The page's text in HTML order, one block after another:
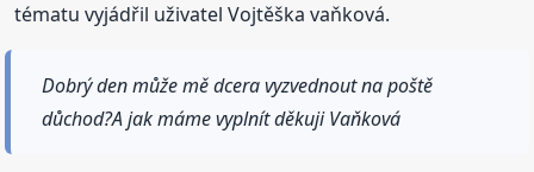
tématu vyjádřil uživatel Vojtěška vaňková.
Dobrý den může mě dcera vyzvednout na poště
důchod?A jak máme vyplnít děkuji Vaňková